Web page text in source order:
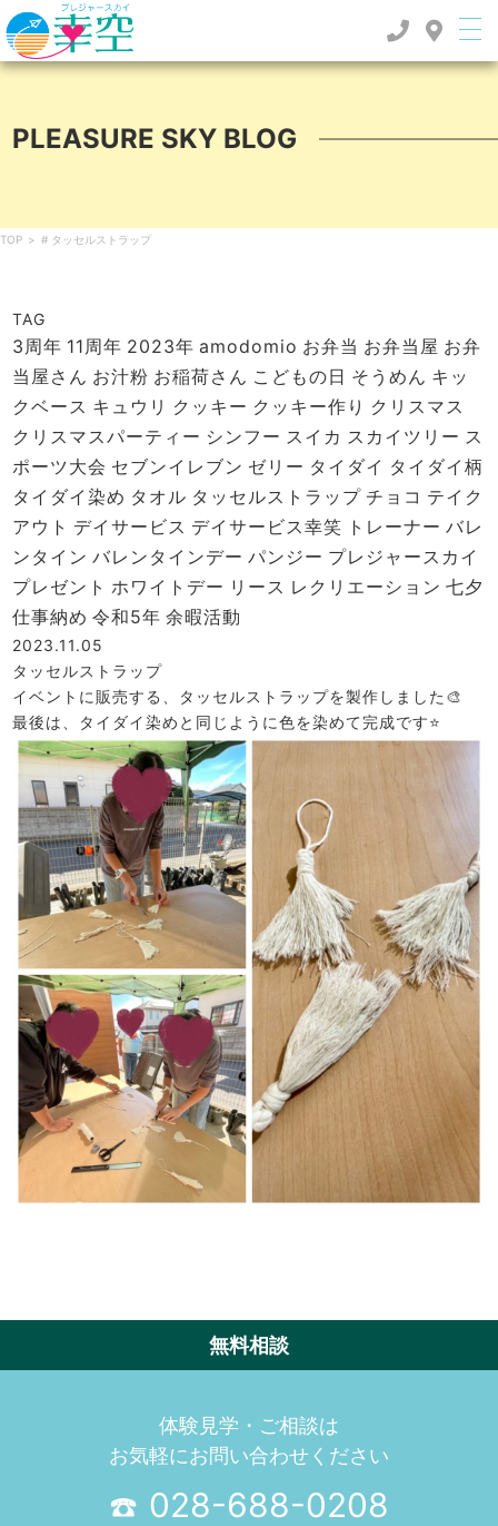
PLEASURE SKY BLOG
TOP > # タッセルストラップ
TAG
3周年 11周年 2023年 amodomio お弁当 お弁当屋 お弁
当屋さん お汁粉 お稲荷さん こどもの日 そうめん キッ
クベース キュウリ クッキー クッキー作り クリスマス
クリスマスパーティー シンフー スイカ スカイツリー ス
ポーツ大会 セブンイレブン ゼリー タイダイ タイダイ柄
タイダイ染め タオル タッセルストラップ チョコ テイク
アウト デイサービス デイサービス幸笑 トレーナー バレ
ンタイン バレンタインデー パンジー プレジャースカイ
プレゼント ホワイトデー リース レクリエーション 七夕
仕事納め 令和5年 余暇活動
2023.11.05
タッセルストラップ
イベントに販売する、タッセルストラップを製作しました🎨
最後は、タイダイ染めと同じように色を染めて完成です⭐️
無料相談
体験見学・ご相談は
お気軽にお問い合わせください
028-688-0208